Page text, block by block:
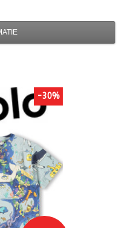
-30%